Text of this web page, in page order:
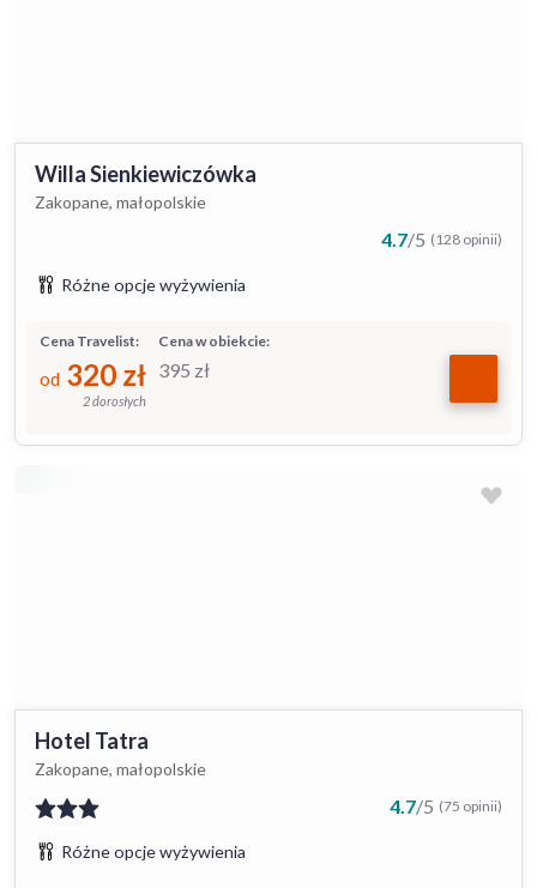
Willa Sienkiewiczówka
Zakopane, małopolskie
4.7/5 (128 opinii)
Różne opcje wyżywienia
Cena w obiekcie:
395 zł
Cena Travelist:
od 320 zł
2 dorosłych
Hotel Tatra
Zakopane, małopolskie
4.7/5 (75 opinii)
Różne opcje wyżywienia